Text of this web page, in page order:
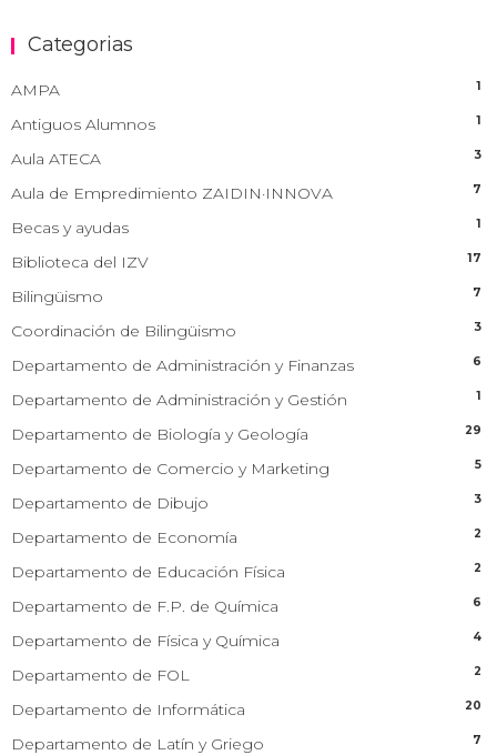
Categorias
AMPA 1
Antiguos Alumnos 1
Aula ATECA 3
Aula de Empredimiento ZAIDIN·INNOVA 7
Becas y ayudas 1
Biblioteca del IZV 17
Bilingüismo 7
Coordinación de Bilingüismo 3
Departamento de Administración y Finanzas 6
Departamento de Administración y Gestión 1
Departamento de Biología y Geología 29
Departamento de Comercio y Marketing 5
Departamento de Dibujo 3
Departamento de Economía 2
Departamento de Educación Física 2
Departamento de F.P. de Química 6
Departamento de Física y Química 4
Departamento de FOL 2
Departamento de Informática 20
Departamento de Latín y Griego 7